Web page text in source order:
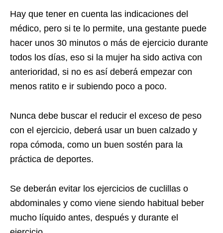
Hay que tener en cuenta las indicaciones del
médico, pero si te lo permite, una gestante puede
hacer unos 30 minutos o más de ejercicio durante
todos los días, eso si la mujer ha sido activa con
anterioridad, si no es así deberá empezar con
menos ratito e ir subiendo poco a poco.
Nunca debe buscar el reducir el exceso de peso
con el ejercicio, deberá usar un buen calzado y
ropa cómoda, como un buen sostén para la
práctica de deportes.
Se deberán evitar los ejercicios de cuclillas o
abdominales y como viene siendo habitual beber
mucho líquido antes, después y durante el